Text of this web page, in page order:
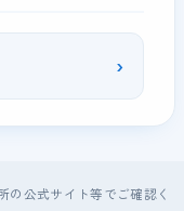
›
公式サイト等でご確認く